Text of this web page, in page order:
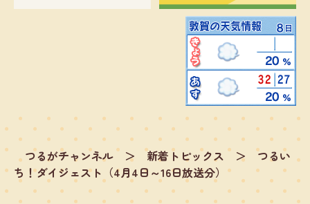
つるがチャンネル ＞ 新着トピックス ＞
つるい
ち！ダイジェスト（4月4日～16日放送分）